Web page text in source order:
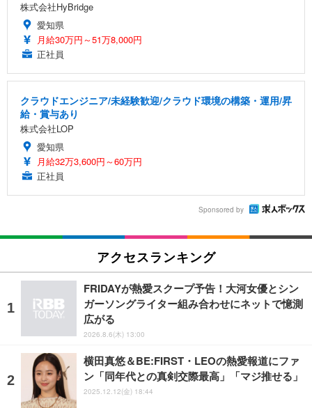
株式会社HyBridge
愛知県
月給30万円～51万8,000円
正社員
クラウドエンジニア/未経験歓迎/クラウド環境の構築・運用/昇
給・賞与あり
株式会社LOP
愛知県
月給32万3,600円～60万円
正社員
Sponsored by
アクセスランキング
FRIDAYが熱愛スクープ予告！大河女優とシン
ガーソングライター組み合わせにネットで憶測
広がる
2026.8.6(木) 13:00
横田真悠＆BE:FIRST・LEOの熱愛報道にファ
ン「同年代との真剣交際最高」「マジ推せる」
2025.12.12(金) 18:44